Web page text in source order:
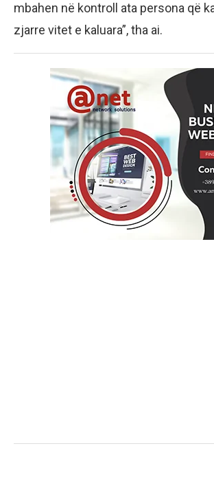
mbahen në kontroll ata persona që
zjarre vitet e kaluara”, tha ai.